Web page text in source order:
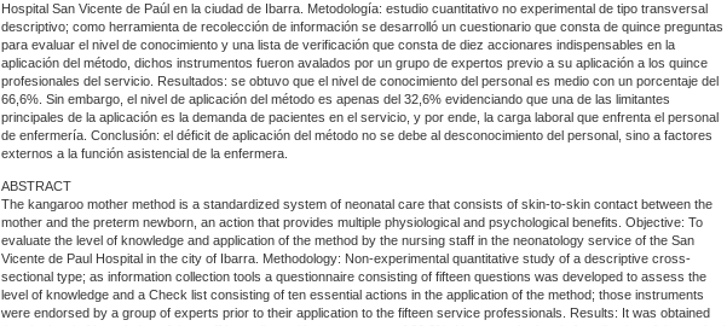
Hospital San Vicente de Paúl en la ciudad de Ibarra. Metodología: estudio cuantitativo no experimental de tipo transversal
descriptivo; como herramienta de recolección de información se desarrolló un cuestionario que consta de quince preguntas
para evaluar el nivel de conocimiento y una lista de verificación que consta de diez accionares indispensables en la
aplicación del método, dichos instrumentos fueron avalados por un grupo de expertos previo a su aplicación a los quince
profesionales del servicio. Resultados: se obtuvo que el nivel de conocimiento del personal es medio con un porcentaje del
66,6%. Sin embargo, el nivel de aplicación del método es apenas del 32,6% evidenciando que una de las limitantes
principales de la aplicación es la demanda de pacientes en el servicio, y por ende, la carga laboral que enfrenta el personal
de enfermería. Conclusión: el déficit de aplicación del método no se debe al desconocimiento del personal, sino a factores
externos a la función asistencial de la enfermera.
ABSTRACT
The kangaroo mother method is a standardized system of neonatal care that consists of skin-to-skin contact between the
mother and the preterm newborn, an action that provides multiple physiological and psychological benefits. Objective: To
evaluate the level of knowledge and application of the method by the nursing staff in the neonatology service of the San
Vicente de Paul Hospital in the city of Ibarra. Methodology: Non-experimental quantitative study of a descriptive cross-
sectional type; as information collection tools a questionnaire consisting of fifteen questions was developed to assess the
level of knowledge and a Check list consisting of ten essential actions in the application of the method; those instruments
were endorsed by a group of experts prior to their application to the fifteen service professionals. Results: It was obtained